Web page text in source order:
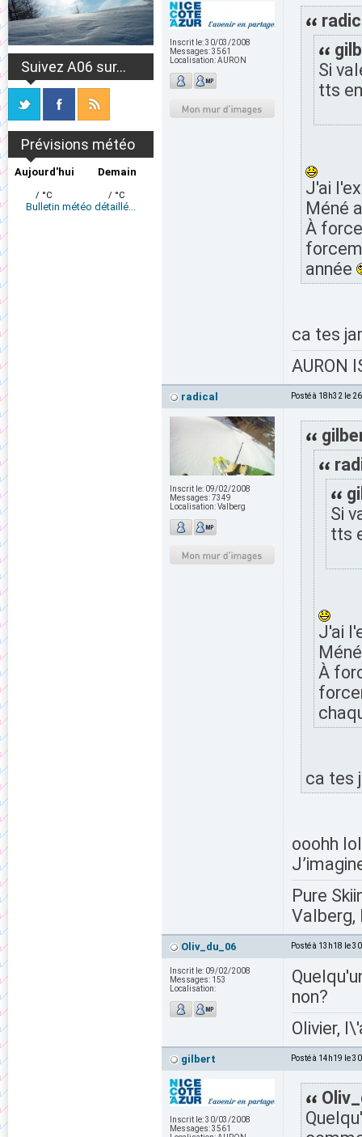
Suivez A06 sur...
Prévisions météo
Aujourd'hui
/ °C
Demain
/ °C
Bulletin météo détaillé...
Inscrit le:30/03/2008
Messages:3561
Localisation:AURON
Si
tts
J'ai
Méné
À
année
ca tes
AURON
radical Posté à 18h32 le
Inscrit le: 09/02/2008
Messages:7349
Localisation:Valberg
Si
tts
J'ai
À
ca tes
ooohh lol
Pure
Valberg,
Oliv_du_06 Posté à 13h18 le
Inscrit le: 09/02/2008
Messages: 153
Localisation:
non?
Olivier,
gilbert Posté à 14h19 le
Inscrit le:30/03/2008
Messages:3561